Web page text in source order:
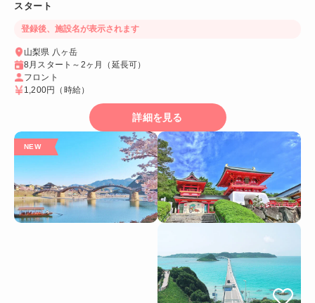
スタート
登録後、施設名が表示されます
山梨県 八ヶ岳
8月スタート～2ヶ月（延長可）
フロント
1,200円
（時給）
詳細を見る